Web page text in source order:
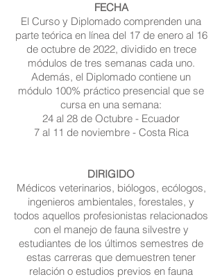
FECHA
El Curso y Diplomado comprenden una
parte teórica en línea del 17 de enero al 16
de octubre de 2022, dividido en trece
módulos de tres semanas cada uno.
Además, el Diplomado contiene un
módulo 100% práctico presencial que se
cursa en una semana:
24 al 28 de Octubre - Ecuador
7 al 11 de noviembre - Costa Rica
DIRIGIDO
Médicos veterinarios, biólogos, ecólogos,
ingenieros ambientales, forestales, y
todos aquellos profesionistas relacionados
con el manejo de fauna silvestre y
estudiantes de los últimos semestres de
estas carreras que demuestren tener
relación o estudios previos en fauna